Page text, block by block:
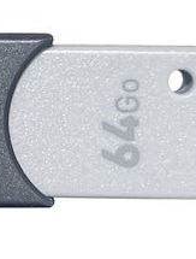
existencia de estas
información de
Información de las
Cookies analíticas